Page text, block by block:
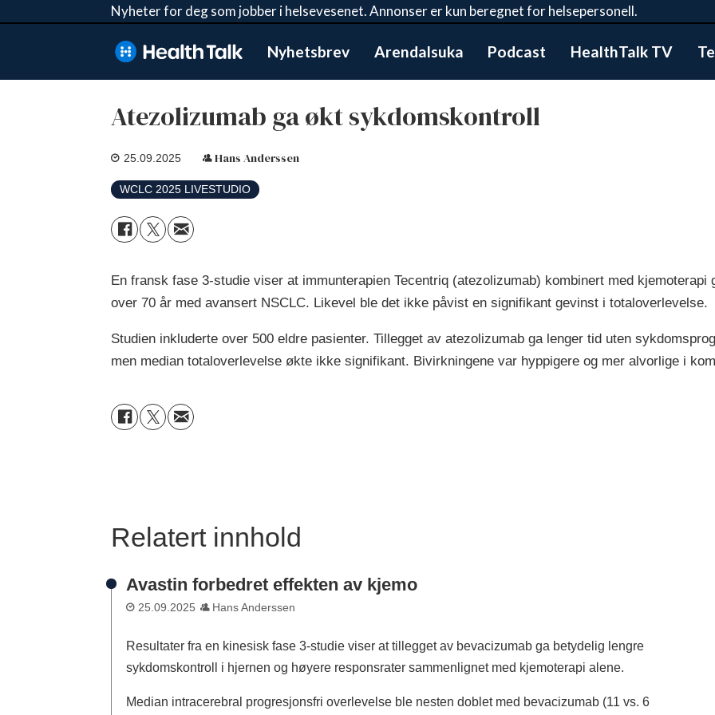
Nyheter for deg som jobber i helsevesenet. Annonser er kun beregnet for helsepersonell.
Nyhetsbrev Arendalsuka Podcast HealthTalk TV
Atezolizumab ga økt sykdomskontroll
25.09.2025 Hans Anderssen
WCLC 2025 LIVESTUDIO
En fransk fase 3-studie viser at immunterapien Tecentriq (atezolizumab) kombinert med
over 70 år med avansert NSCLC. Likevel ble det ikke påvist en signifikant gevinst i totaloverlevelse.
Studien inkluderte over 500 eldre pasienter. Tillegget av atezolizumab ga lenger tid uten
men median totaloverlevelse økte ikke signifikant. Bivirkningene var hyppigere og mer alvorlige i
Relatert innhold
Avastin forbedret effekten av kjemo
25.09.2025 Hans Anderssen
Resultater fra en kinesisk fase 3-studie viser at tillegget av bevacizumab ga betydelig lengre
sykdomskontroll i hjernen og høyere responsrater sammenlignet med kjemoterapi alene.
Median intracerebral progresjonsfri overlevelse ble nesten doblet med bevacizumab (11 vs. 6